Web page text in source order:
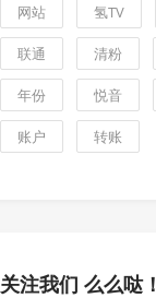
网站 氢TV
联通 清粉
年份 悦音
账户 转账
关注我们 么么哒！